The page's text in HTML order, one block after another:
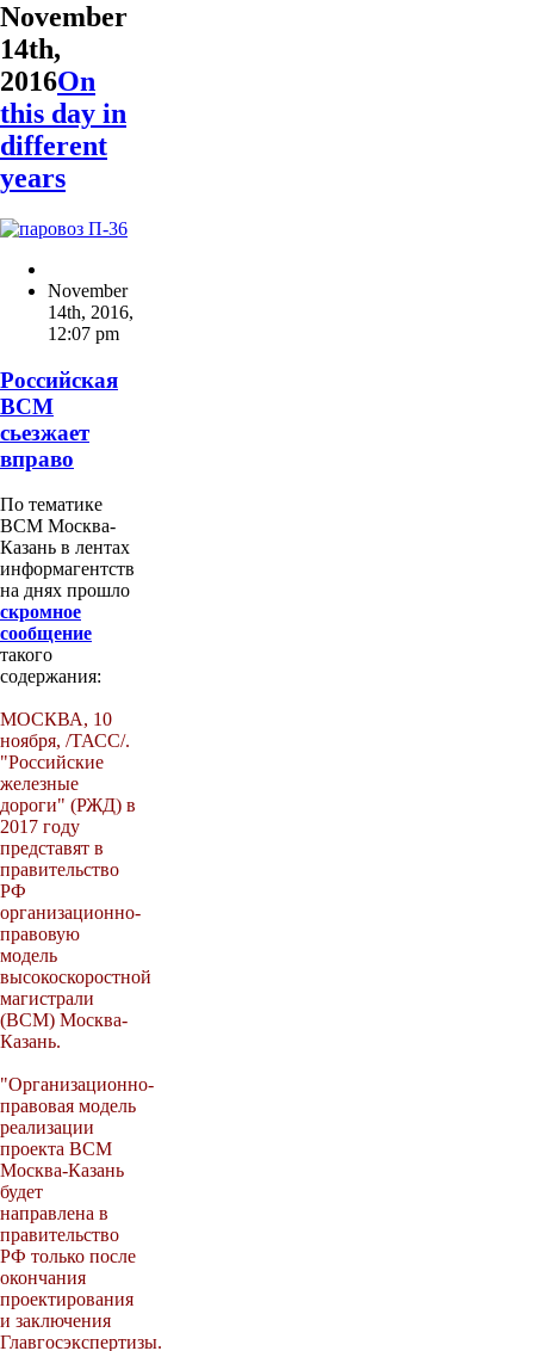
November
14th,
2016On
this day in
different
years
November
14th, 2016,
12:07 pm
Российская
ВСМ
сьезжает
вправо
По тематике
ВСМ Москва-
Казань в лентах
информагентств
на днях прошло
скромное
сообщение
такого
содержания:
МОСКВА, 10
ноября, /ТАСС/.
"Российские
железные
дороги" (РЖД) в
2017 году
представят в
правительство
РФ
организационно-
правовую
модель
высокоскоростной
магистрали
(ВСМ) Москва-
Казань.
"Организационно-
правовая модель
реализации
проекта ВСМ
Москва-Казань
будет
направлена в
правительство
РФ только после
окончания
проектирования
и заключения
Главгосэкспертизы.